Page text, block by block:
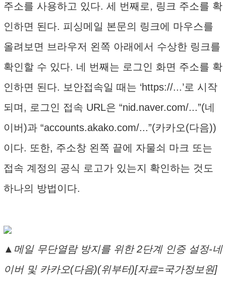
주소를 사용하고 있다. 세 번째로, 링크 주소를 확
인하면 된다. 피싱메일 본문의 링크에 마우스를
올려보면 브라우저 왼쪽 아래에서 수상한 링크를
확인할 수 있다. 네 번째는 로그인 화면 주소를 확
인하면 된다. 보안접속일 때는 ‘https://...’로 시작
되며, 로그인 접속 URL은 “nid.naver.com/...”(네
이버)과 “accounts.akako.com/...”(카카오(다음))
이다. 또한, 주소창 왼쪽 끝에 자물쇠 마크 또는
접속 계정의 공식 로고가 있는지 확인하는 것도
하나의 방법이다.
▲메일 무단열람 방지를 위한 2단계 인증 설정-네
이버 및 카카오(다음)(위부터)[자료=국가정보원]